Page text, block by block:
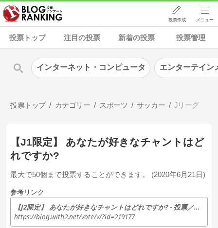
投票作成 メニュー
投票トップ 注目の投票 新着の投票 投票管理
投票トップ カテゴリー スポーツ サッカー Jリーグ
【J1限定】 あなたが好きなチャントはど
れですか?
最大で50個まで投票することができます。 (2020年6月21日)
参考リンク
【J2限定】 あなたが好きなチャントはどれですか? - 投票／アンケート - 人気ブログランキング
https://blog.with2.net/vote/v/?id=219177
インターネット・コンピュータ エンターテイン